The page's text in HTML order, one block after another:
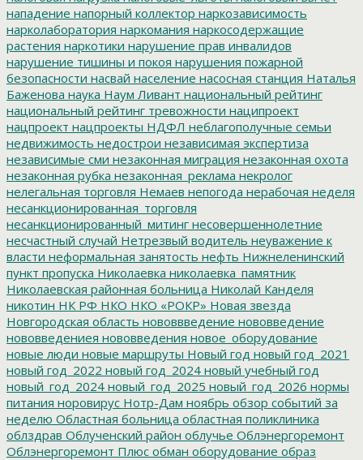
нападение напорный коллектор наркозависимость
нарколаборатория наркомания наркосодержащие
растения наркотики нарушение прав инвалидов
нарушение тишины и покоя нарушения пожарной
безопасности насвай население насосная станция Наталья
Баженова наука Наум Ливант национальный рейтинг
национальный рейтинг тревожности наципроект
нацпроект нацпроекты НДФЛ неблагополучные семьи
недвижимость недострои независимая экспертиза
независимые сми незаконная миграция незаконная охота
незаконная рубка незаконная_реклама некролог
нелегальная торговля Немаев непогода нерабочая неделя
несанкционированная_торговля
несанкционированный_митинг несовершеннолетние
несчастный случай Нетрезвый водитель неуважение к
власти неформальная занятость нефть Нижнеленинский
пункт пропуска Николаевка николаевка_памятник
Николаевская районная больница Николай Канделя
никотин НК РФ НКО НКО «РОКР» Новая звезда
Новгородская область нововвведение нововведение
нововведениея нововведения новое_оборудование
новые люди новые маршруты Новый год новый год_2021
новый год_2022 новый год_2024 новый учебный год
новый_год_2024 новый_год_2025 новый_год_2026 нормы
питания норовирус Нотр-Дам ноябрь обзор событий за
неделю Областная больница областная поликлиника
облздрав Облученский район облучье Облэнергоремонт
Облэнергоремонт Плюс обман оборудование образ